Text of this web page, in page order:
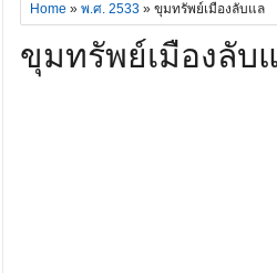
Home » พ.ศ. 2533 » ขุมทรัพย์เมืองลับแล
ขุมทรัพย์เมืองลับ